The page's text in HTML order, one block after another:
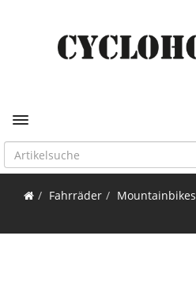
Toggle navigation
Fahrräder Mountainbikes